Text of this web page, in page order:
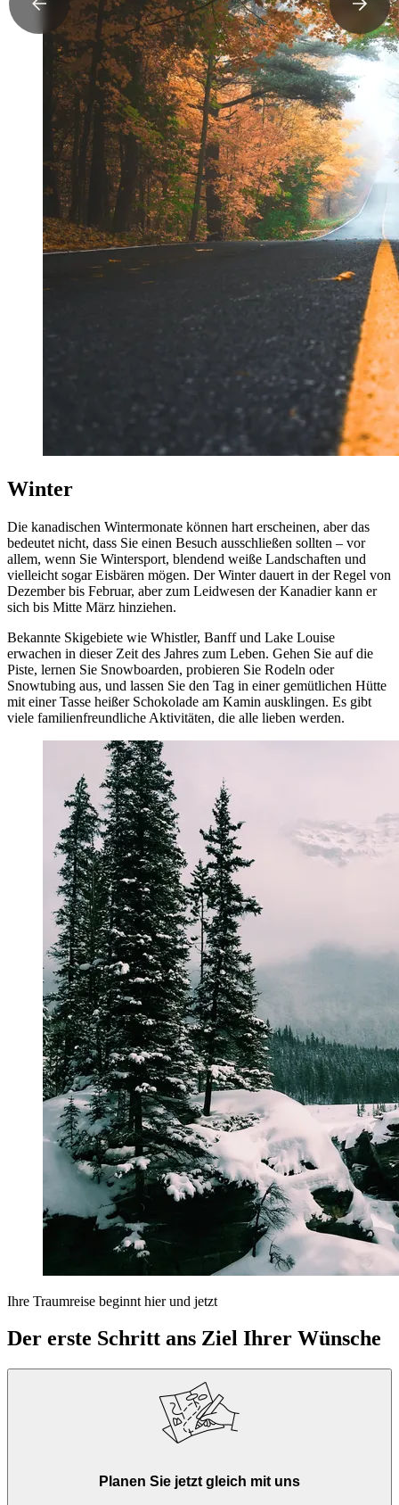
Winter
Die kanadischen Wintermonate können hart erscheinen, aber das
bedeutet nicht, dass Sie einen Besuch ausschließen sollten – vor
allem, wenn Sie Wintersport, blendend weiße Landschaften und
vielleicht sogar Eisbären mögen. Der Winter dauert in der Regel von
Dezember bis Februar, aber zum Leidwesen der Kanadier kann er
sich bis Mitte März hinziehen.
Bekannte Skigebiete wie Whistler, Banff und Lake Louise
erwachen in dieser Zeit des Jahres zum Leben. Gehen Sie auf die
Piste, lernen Sie Snowboarden, probieren Sie Rodeln oder
Snowtubing aus, und lassen Sie den Tag in einer gemütlichen Hütte
mit einer Tasse heißer Schokolade am Kamin ausklingen. Es gibt
viele familienfreundliche Aktivitäten, die alle lieben werden.
Ihre Traumreise beginnt hier und jetzt
Der erste Schritt ans Ziel Ihrer Wünsche
Planen Sie jetzt gleich mit uns